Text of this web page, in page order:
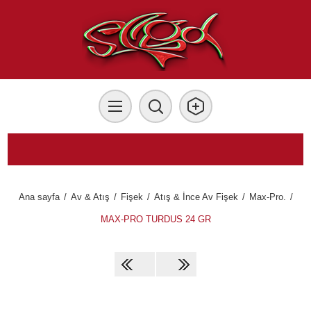
Ana sayfa / Av & Atış / Fişek / Atış & İnce Av Fişek / Max-Pro. /
MAX-PRO TURDUS 24 GR